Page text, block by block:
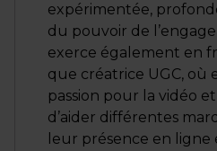
expérimentée,
du pouvoir de
exerce également en
que créatrice UGC, où
passion pour la vidéo
d’aider différentes
leur présence en ligne